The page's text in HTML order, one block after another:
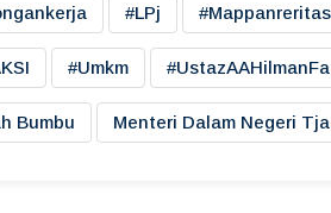
#LPj
#umkm
Bumbu Menteri Dalam Negeri